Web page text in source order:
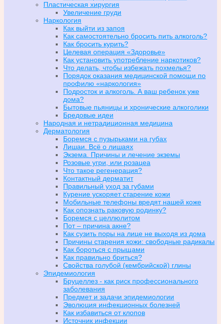
Пластическая хирургия
Увеличение груди
Наркология
Как выйти из запоя
Как самостоятельно бросить пить алкоголь?
Как бросить курить?
Целевая операция «Здоровье»
Как установить употребление наркотиков?
Что делать, чтобы избежать похмелья?
Порядок оказания медицинской помощи по
профилю «наркология»
Подросток и алкоголь. А ваш ребенок уже
дома?
Бытовые пьяницы и хронические алкоголики
Бредовые идеи
Народная и нетрадиционная медицина
Дерматология
Боремся с пузырьками на губах
Лишаи. Всё о лишаях
Экзема. Причины и лечение экземы
Розовые угри, или розацеа
Что такое регенерация?
Контактный дерматит
Правильный уход за губами
Курение ускоряет старение кожи
Мобильные телефоны вредят нашей коже
Как опознать раковую родинку?
Боремся с целлюлитом
Пот – причина акне?
Как сузить поры на лице не выходя из дома
Причины старения кожи: свободные радикалы
Как бороться с прыщами
Как правильно бриться?
Свойства голубой (кембрийской) глины
Эпидемиология
Бруцеллез - как риск профессионального
заболевания
Предмет и задачи эпидемиологии
Эволюция инфекционных болезней
Как избавиться от клопов
Источник инфекции